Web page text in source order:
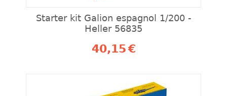
Starter kit Galion espagnol 1/200 -
Heller 56835
40,15€